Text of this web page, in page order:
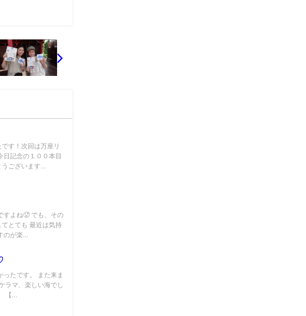
す！次回は万座リ
日記念の１００本目
ございます...
すよね🥵 でも、その
とても 最近は気持
が楽...
ったです。 また来ま
ラマ、楽しい海でし
【...